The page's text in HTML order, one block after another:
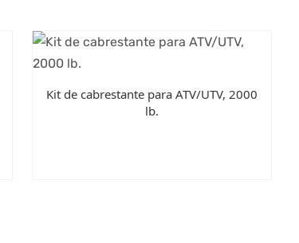
Kit de cabrestante para ATV/UTV, 2000
lb.